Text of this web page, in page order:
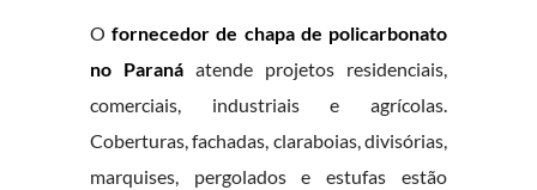
Ofornecedor de chapa de policarbonato
no Paranáatende projetos residenciais,
comerciais, industriais e agrícolas.
Coberturas, fachadas, claraboias, divisórias,
marquises, pergolados e estufas estão